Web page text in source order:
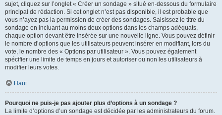
sujet, cliquez sur l’onglet « Créer un sondage » situé en-dessous du formulaire
principal de rédaction. Si cet onglet n’est pas disponible, il est probable que
vous n’ayez pas la permission de créer des sondages. Saisissez le titre du
sondage en incluant au moins deux options dans les champs adéquats,
chaque option devant être insérée sur une nouvelle ligne. Vous pouvez définir
le nombre d’options que les utilisateurs peuvent insérer en modifiant, lors du
vote, le nombre des « Options par utilisateur ». Vous pouvez également
spécifier une limite de temps en jours et autoriser ou non les utilisateurs à
modifier leurs votes.
Haut
Pourquoi ne puis-je pas ajouter plus d’options à un sondage ?
La limite d’options d’un sondage est décidée par les administrateurs du forum.